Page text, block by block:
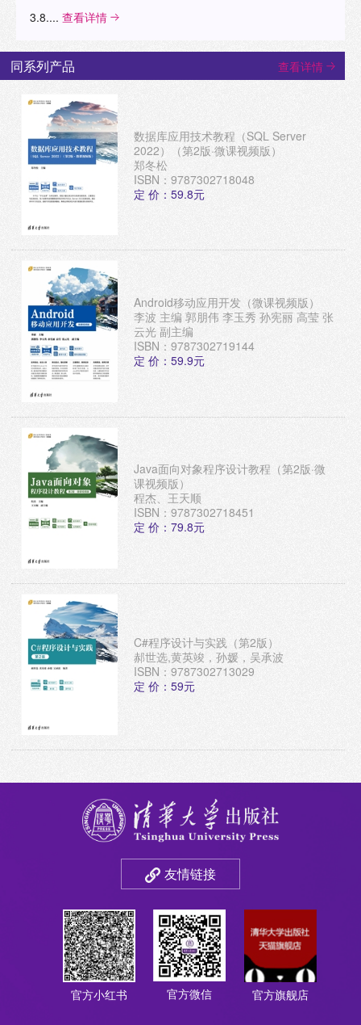
3.8.... 查看详情
同系列产品 查看详情
数据库应用技术教程（SQL Server
2022）（第2版·微课视频版）
郑冬松
ISBN：9787302718048
定 价：59.8元
Android移动应用开发（微课视频版）
李波 主编 郭朋伟 李玉秀 孙宪丽 高莹 张
云光 副主编
ISBN：9787302719144
定 价：59.9元
Java面向对象程序设计教程（第2版·微
课视频版）
程杰、王天顺
ISBN：9787302718451
定 价：79.8元
C#程序设计与实践（第2版）
郝世选,黄英竣，孙媛，吴承波
ISBN：9787302713029
定 价：59元
友情链接
官方小红书 官方微信 官方旗舰店